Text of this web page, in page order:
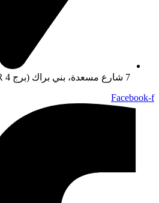
7 شارع مسعدة، بني براك (برج BSR 4 - الطابق 23)
Facebook-f